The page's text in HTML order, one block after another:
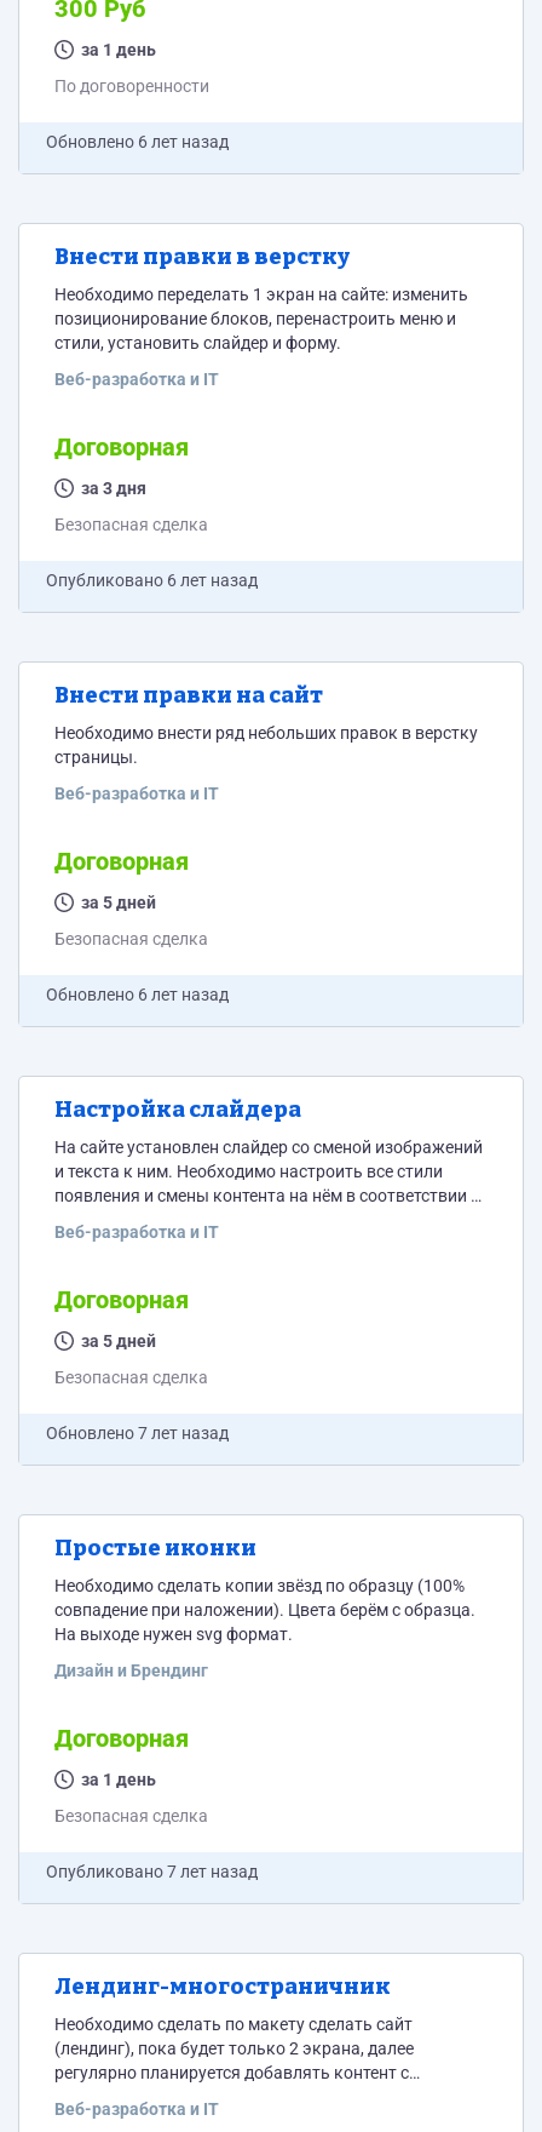
300 Руб
за 1 день
По договоренности
Обновлено 6 лет назад
Внести правки в верстку
Необходимо переделать 1 экран на сайте: изменить
позиционирование блоков, перенастроить меню и
стили, установить слайдер и форму.
Веб-разработка и IT
Договорная
за 3 дня
Безопасная сделка
Опубликовано 6 лет назад
Внести правки на сайт
Необходимо внести ряд небольших правок в верстку
страницы.
Веб-разработка и IT
Договорная
за 5 дней
Безопасная сделка
Обновлено 6 лет назад
Настройка слайдера
На сайте установлен слайдер со сменой изображений
и текста к ним. Необходимо настроить все стили
появления и смены контента на нём в соответствии с
точно повторить всю механику работы со слайдера-
он работает но не совсем некорректно. Пожалуйста,
пишите цену.
Веб-разработка и IT
Договорная
за 5 дней
Безопасная сделка
Обновлено7 лет назад
Простые иконки
Необходимо сделать копии звёзд по образцу (100%
совпадение при наложении). Цвета берём с образца.
На выходе нужен svg формат.
Дизайн и Брендинг
Договорная
за 1 день
Безопасная сделка
Опубликовано7 лет назад
Лендинг-многостраничник
Необходимо сделать по макету сделать сайт
(лендинг), пока будет только 2 экрана, далее
регулярно планируется добавлять контент с
верхним меню + слайдер с меняющимися
Веб-разработка и IT